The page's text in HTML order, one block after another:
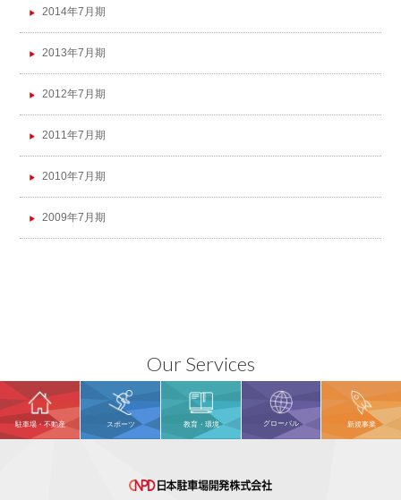
2014年7月期
2013年7月期
2012年7月期
2011年7月期
2010年7月期
2009年7月期
Our Services
駐車場・不動産 スポーツ 教育・環境 グローバル 新規事業